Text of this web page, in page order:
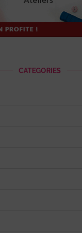
CATEGORIES